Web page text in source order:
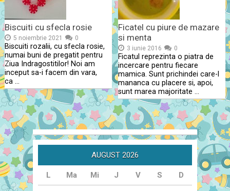
Biscuiti cu sfecla rosie
5 noiembrie 2021 0
Biscuiti rozalii, cu sfecla rosie,
numai buni de pregatit pentru
Ziua Indragostitilor! Noi am
inceput sa-i facem din vara,
ca …
Ficatel cu piure de mazare
si menta
3 iunie 2016 0
Ficatul reprezinta o piatra de
incercare pentru fiecare
mamica. Sunt prichindei care-l
mananca cu placere si, apoi,
sunt marea majoritate …
AUGUST 2026
L Ma Mi J V S D